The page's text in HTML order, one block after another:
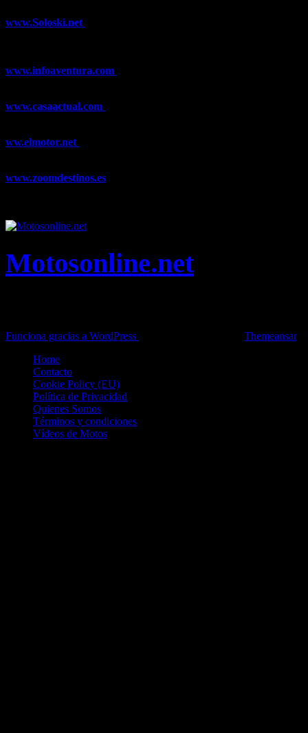
www.Soloski.net
www.infoaventura.com
www.casaactual.com
ww.elmotor.net
www.zoomdestinos.es
Motosonline.net
Funciona gracias a WordPress
Themeansar.
Home
Contacto
Cookie Policy (EU)
Política de Privacidad
Quienes Somos
Términos y condiciones
Vídeos de Motos